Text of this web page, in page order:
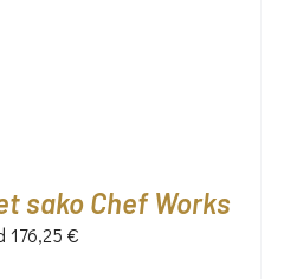
sako Chef Works
176,25 €